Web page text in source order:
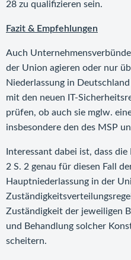
28 zu qualifizieren sein.
Fazit & Empfehlungen
Auch
der Union agieren oder nur
Niederlassung in
mit den neuen IT-
prüfen, ob auch sie mglw.
insbesondere den des MSP
Interessant dabei ist, dass
2 S. 2 genau für diesen Fall
Hauptniederlassung in der
Zuständigkeit der jeweiligen
und Behandlung solcher
scheitern.